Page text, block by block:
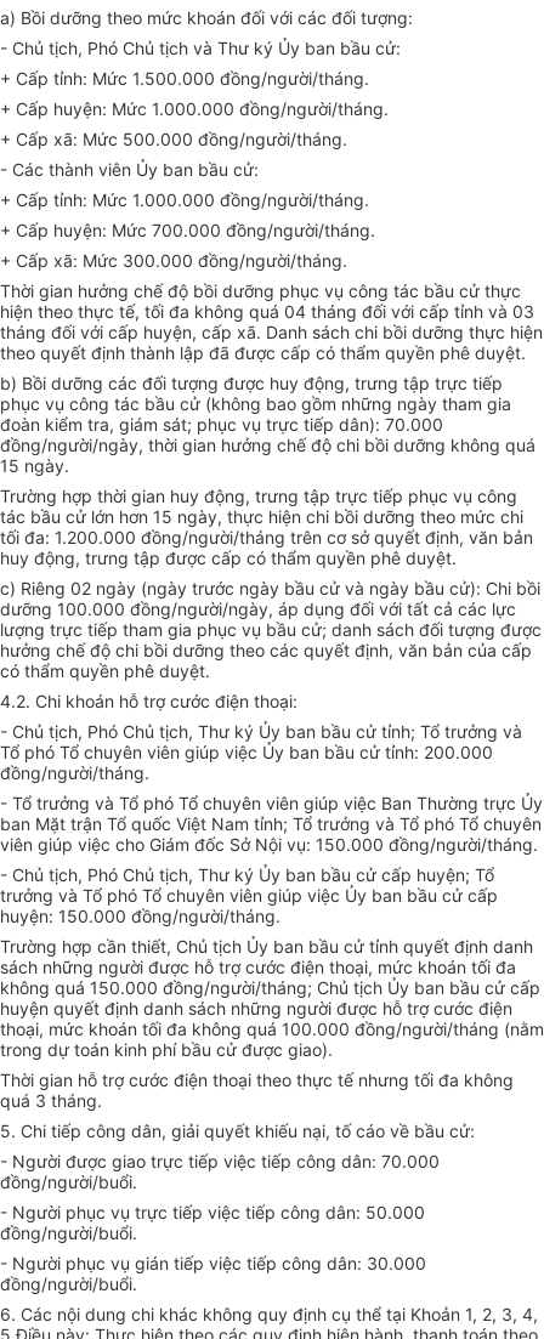
a) Bồi dưỡng theo mức khoán đối với các đối tượng:
- Chủ tịch, Phó Chủ tịch và Thư ký Ủy ban bầu cử:
+ Cấp tỉnh: Mức 1.500.000 đồng/người/tháng.
+ Cấp huyện: Mức 1.000.000 đồng/người/tháng.
+ Cấp xã: Mức 500.000 đồng/người/tháng.
- Các thành viên Ủy ban bầu cử:
+ Cấp tỉnh: Mức 1.000.000 đồng/người/tháng.
+ Cấp huyện: Mức 700.000 đồng/người/tháng.
+ Cấp xã: Mức 300.000 đồng/người/tháng.
Thời gian hưởng chế độ bồi dưỡng phục vụ công tác bầu cử thực
hiện theo thực tế, tối đa không quá 04 tháng đối với cấp tỉnh và 03
tháng đối với cấp huyện, cấp xã. Danh sách chi bồi dưỡng thực hiện
theo quyết định thành lập đã được cấp có thẩm quyền phê duyệt.
b) Bồi dưỡng các đối tượng được huy động, trưng tập trực tiếp
phục vụ công tác bầu cử (không bao gồm những ngày tham gia
đoàn kiểm tra, giám sát; phục vụ trực tiếp dân): 70.000
đồng/người/ngày, thời gian hưởng chế độ chi bồi dưỡng không quá
15 ngày.
Trường hợp thời gian huy động, trưng tập trực tiếp phục vụ công
tác bầu cử lớn hơn 15 ngày, thực hiện chi bồi dưỡng theo mức chi
tối đa: 1.200.000 đồng/người/tháng trên cơ sở quyết định, văn bản
huy động, trưng tập được cấp có thẩm quyền phê duyệt.
c) Riêng 02 ngày (ngày trước ngày bầu cử và ngày bầu cử): Chi bồi
dưỡng 100.000 đồng/người/ngày, áp dụng đối với tất cả các lực
lượng trực tiếp tham gia phục vụ bầu cử; danh sách đối tượng được
hưởng chế độ chi bồi dưỡng theo các quyết định, văn bản của cấp
có thẩm quyền phê duyệt.
4.2. Chi khoán hỗ trợ cước điện thoại:
- Chủ tịch, Phó Chủ tịch, Thư ký Ủy ban bầu cử tỉnh; Tổ trưởng và
Tổ phó Tổ chuyên viên giúp việc Ủy ban bầu cử tỉnh: 200.000
đồng/người/tháng.
- Tổ trưởng và Tổ phó Tổ chuyên viên giúp việc Ban Thường trực Ủy
ban Mặt trận Tổ quốc Việt Nam tỉnh; Tổ trưởng và Tổ phó Tổ chuyên
viên giúp việc cho Giám đốc Sở Nội vụ: 150.000 đồng/người/tháng.
- Chủ tịch, Phó Chủ tịch, Thư ký Ủy ban bầu cử cấp huyện; Tổ
trưởng và Tổ phó Tổ chuyên viên giúp việc Ủy ban bầu cử cấp
huyện: 150.000 đồng/người/tháng.
Trường hợp cần thiết, Chủ tịch Ủy ban bầu cử tỉnh quyết định danh
sách những người được hỗ trợ cước điện thoại, mức khoán tối đa
không quá 150.000 đồng/người/tháng; Chủ tịch Ủy ban bầu cử cấp
huyện quyết định danh sách những người được hỗ trợ cước điện
thoại, mức khoán tối đa không quá 100.000 đồng/người/tháng (nằm
trong dự toán kinh phí bầu cử được giao).
Thời gian hỗ trợ cước điện thoại theo thực tế nhưng tối đa không
quá 3 tháng.
5. Chi tiếp công dân, giải quyết khiếu nại, tố cáo về bầu cử:
- Người được giao trực tiếp việc tiếp công dân: 70.000
đồng/người/buổi.
- Người phục vụ trực tiếp việc tiếp công dân: 50.000
đồng/người/buổi.
- Người phục vụ gián tiếp việc tiếp công dân: 30.000
đồng/người/buổi.
6. Các nội dung chi khác không quy định cụ thể tại Khoản 1, 2, 3, 4,
5 Điều này: Thực hiện theo các quy định hiện hành, thanh toán theo